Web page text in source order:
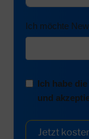
Ich möchte
Ich habe
und
Jetzt